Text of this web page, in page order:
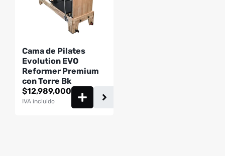
Cama de Pilates
Evolution EVO
Reformer Premium
con Torre Bk
$12,989,000
IVA incluido